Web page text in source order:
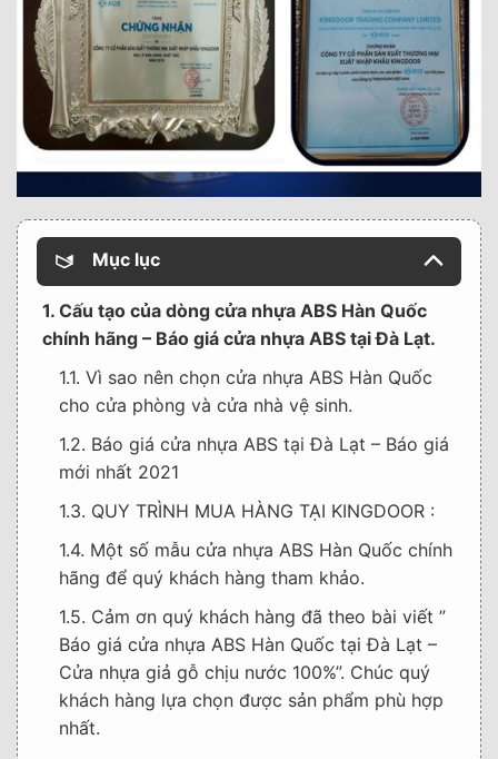
Mục lục
1. Cấu tạo của dòng cửa nhựa ABS Hàn Quốc
chính hãng – Báo giá cửa nhựa ABS tại Đà Lạt.
1.1. Vì sao nên chọn cửa nhựa ABS Hàn Quốc
cho cửa phòng và cửa nhà vệ sinh.
1.2. Báo giá cửa nhựa ABS tại Đà Lạt – Báo giá
mới nhất 2021
1.3. QUY TRÌNH MUA HÀNG TẠI KINGDOOR :
1.4. Một số mẫu cửa nhựa ABS Hàn Quốc chính
hãng để quý khách hàng tham khảo.
1.5. Cảm ơn quý khách hàng đã theo bài viết ”
Báo giá cửa nhựa ABS Hàn Quốc tại Đà Lạt –
Cửa nhựa giả gỗ chịu nước 100%”. Chúc quý
khách hàng lựa chọn được sản phẩm phù hợp
nhất.